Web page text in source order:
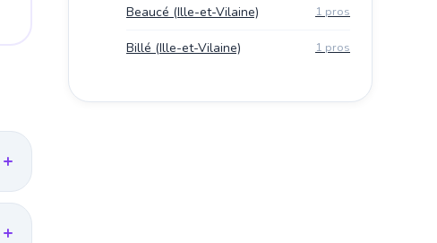
Beaucé (Ille-et-Vilaine) 1 pros
Billé (Ille-et-Vilaine) 1 pros